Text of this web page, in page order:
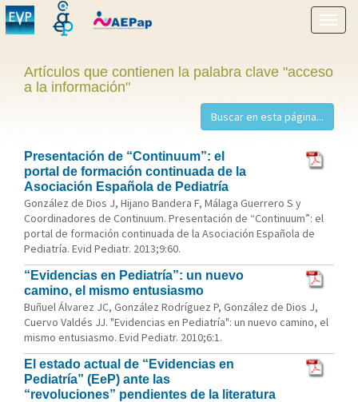
menú
Artículos que contienen la palabra clave "acceso
a la información"
Presentación de “Continuum”: el
portal de formación continuada de la
Asociación Española de Pediatría
González de Dios J, Hijano Bandera F, Málaga Guerrero S y
Coordinadores de Continuum. Presentación de “Continuum”: el
portal de formación continuada de la Asociación Española de
Pediatría. Evid Pediatr. 2013;9:60.
“Evidencias en Pediatría”: un nuevo
camino, el mismo entusiasmo
Buñuel Álvarez JC, González Rodríguez P, González de Dios J,
Cuervo Valdés JJ. "Evidencias en Pediatría": un nuevo camino, el
mismo entusiasmo. Evid Pediatr. 2010;6:1.
El estado actual de “Evidencias en
Pediatría” (EeP) ante las
“revoluciones” pendientes de la literatura